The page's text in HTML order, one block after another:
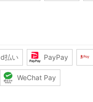
d払い PayPay
WeChat Pay